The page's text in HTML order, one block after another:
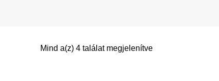
Mind a(z) 4 találat megjelenítve